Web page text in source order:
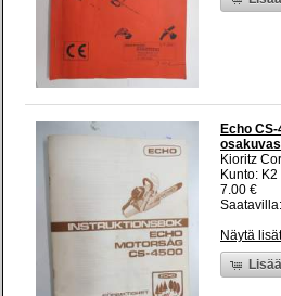
Echo
Kioritz
Kunto:
7.00 €
Näytä